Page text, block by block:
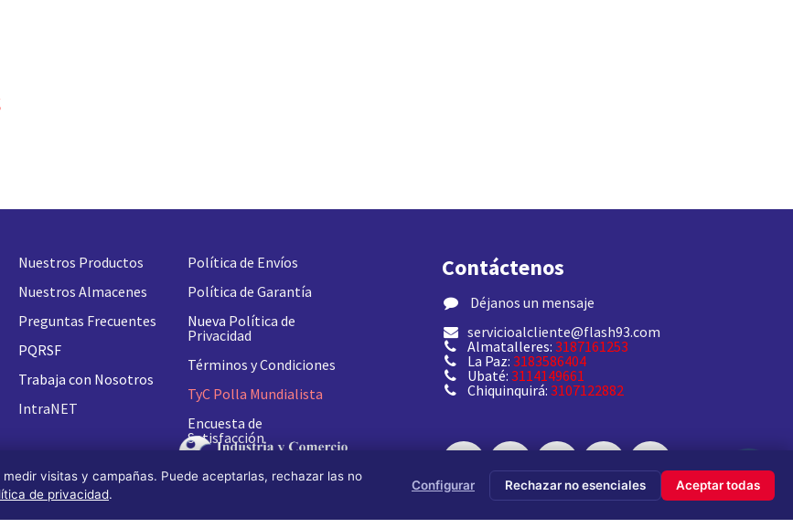
Contáctenos
​ Déjanos un mensaje
servicioalcliente@flash93.com
Almatalleres: 3187161253
La Paz: 3183586404
Ubaté: 3114149661
Chiquinquirá: 3107122882
Política de Envíos
Política de Garantía
Nueva Política de
Privacidad
Términos y Condiciones
TyC Polla Mundialista
Encuesta de
Satisfacción
Nuestros Productos
Nuestros Almacenes
Preguntas Frecuentes
PQRSF
Trabaja con Nosotros
IntraNET
visitas y campañas. Puede aceptarlas, rechazar las no
de privacidad.
Configurar Rechazar no esenciales Aceptar todas